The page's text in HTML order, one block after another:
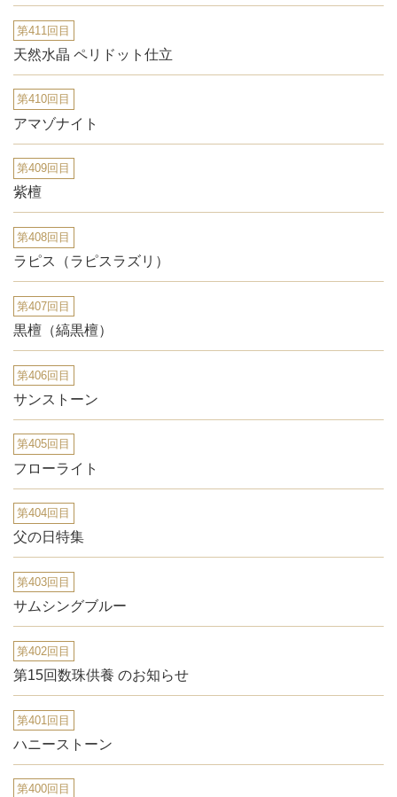
第411回目
天然水晶 ペリドット仕立
第410回目
アマゾナイト
第409回目
紫檀
第408回目
ラピス（ラピスラズリ）
第407回目
黒檀（縞黒檀）
第406回目
サンストーン
第405回目
フローライト
第404回目
父の日特集
第403回目
サムシングブルー
第402回目
第15回数珠供養 のお知らせ
第401回目
ハニーストーン
第400回目